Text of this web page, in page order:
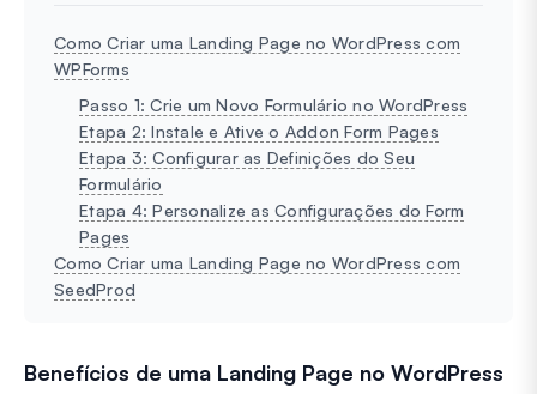
Como Criar uma Landing Page no WordPress com
WPForms
Passo 1: Crie um Novo Formulário no WordPress
Etapa 2: Instale e Ative o Addon Form Pages
Etapa 3: Configurar as Definições do Seu
Formulário
Etapa 4: Personalize as Configurações do Form
Pages
Como Criar uma Landing Page no WordPress com
SeedProd
Benefícios de uma Landing Page no WordPress